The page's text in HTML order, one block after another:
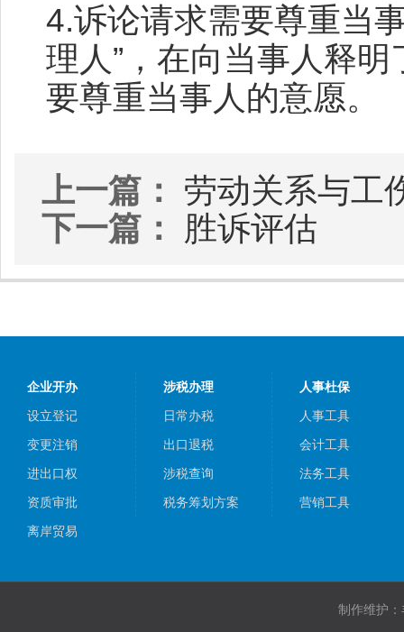
4.诉论请求需要尊重当
理人”，在向当事人释
要尊重当事人的意愿。
上一篇：
劳动关系与工
下一篇：
胜诉评估
企业开办
设立登记
变更注销
进出口权
资质审批
离岸贸易
涉税办理
日常办税
出口退税
涉税查询
税务筹划方案
人事杜保
人事工具
会计工具
法务工具
营销工具
制作维护